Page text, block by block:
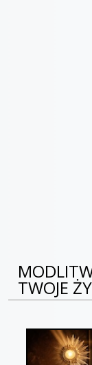
TWOJE